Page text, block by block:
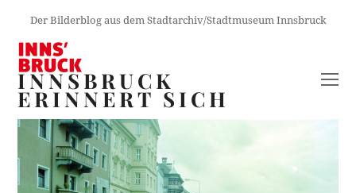
Der Bilderblog aus dem Stadtarchiv/Stadtmuseum Innsbruck
INNSBRUCK
ERINNERT SICH